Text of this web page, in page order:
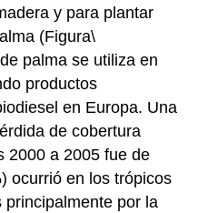
y para plantar
(Figura\
palma se utiliza en
productos
en Europa. Una
de cobertura
2000 a 2005 fue de
ocurrió en los trópicos
principalmente por la